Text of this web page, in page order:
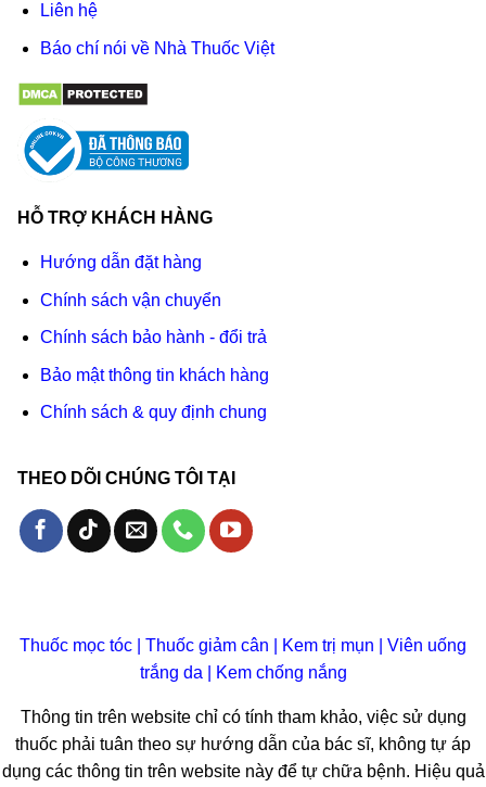
Liên hệ
Báo chí nói về Nhà Thuốc Việt
HỖ TRỢ KHÁCH HÀNG
Hướng dẫn đặt hàng
Chính sách vận chuyển
Chính sách bảo hành - đổi trả
Bảo mật thông tin khách hàng
Chính sách & quy định chung
THEO DÕI CHÚNG TÔI TẠI
Thuốc mọc tóc Thuốc giảm cân Kem trị mụn
Viên uống
trắng da
Kem chống nắng
Thông tin trên website chỉ có tính tham khảo, việc sử dụng
thuốc phải tuân theo sự hướng dẫn của bác sĩ, không tự áp
dụng các thông tin trên website này để tự chữa bệnh. Hiệu quả